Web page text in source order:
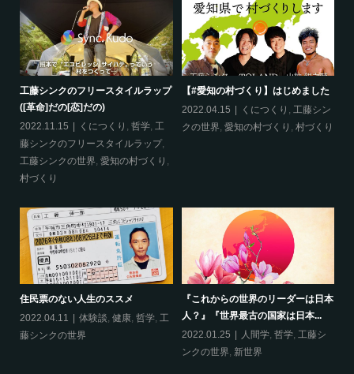
工藤シンクのフリースタイルラップ
([革命]だの[恋]だの)
2022.11.15
くにつくり , 哲学, 工
藤シンクのフリースタイルラップ,
工藤シンクの世界, 愛知の村づくり ,
村づくり
【#愛知の村づくり】はじめました
2022.04.15
くにつくり , 工藤シン
クの世界, 愛知の村づくり , 村づくり
住民票のない人生のススメ
2022.04.11
体験談 健康, 哲学, 工
藤シンクの世界
『これからの世界のリーダーは日本
人？』『世界最古の国家は日本...
2022.01.25
人間学, 哲学, 工藤シ
ンクの世界 新世界